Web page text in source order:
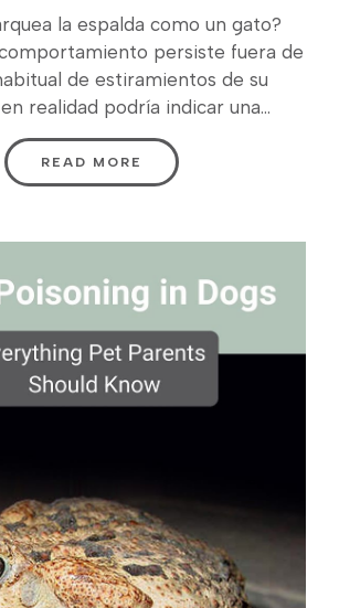
la espalda como un gato?
persiste fuera de
de estiramientos de su
realidad podría indicar una...
READ MORE